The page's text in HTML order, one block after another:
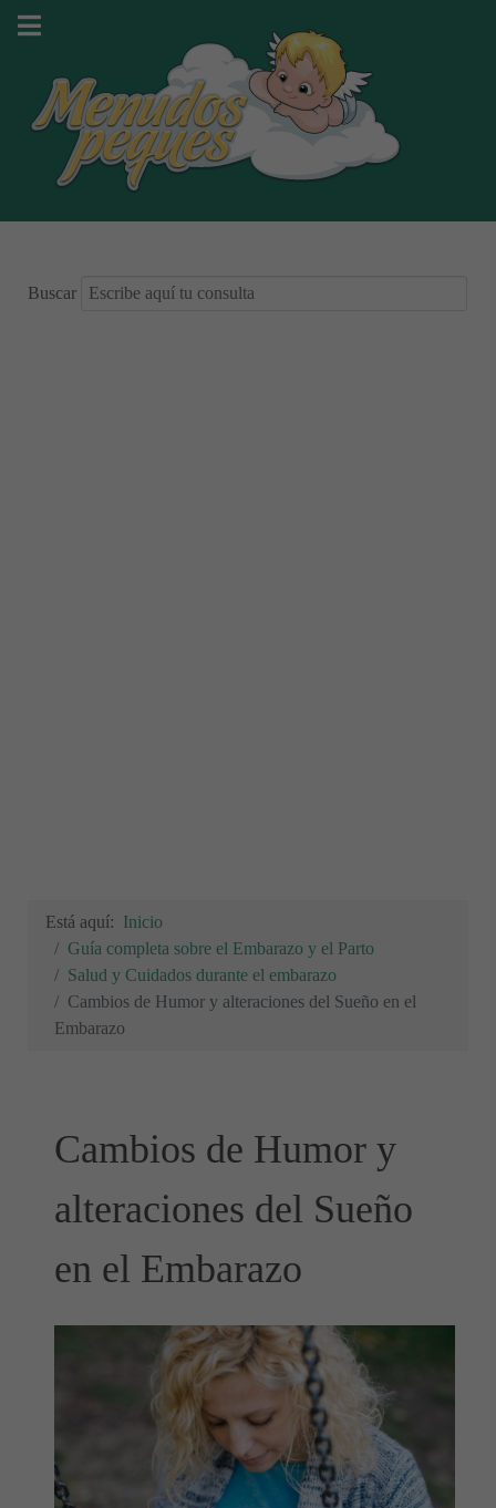
Buscar
Está aquí: Inicio
Guía completa sobre el Embarazo y el Parto
Salud y Cuidados durante el embarazo
Cambios de Humor y alteraciones del Sueño en el
Embarazo
Cambios de Humor y
alteraciones del Sueño
en el Embarazo